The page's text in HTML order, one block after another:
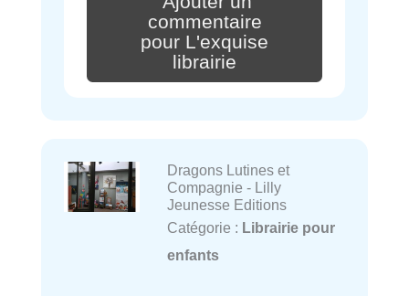
commentaire
pour L'exquise
librairie
Dragons Lutines et
Compagnie - Lilly
Jeunesse Editions
Catégorie : Librairie pour
enfants